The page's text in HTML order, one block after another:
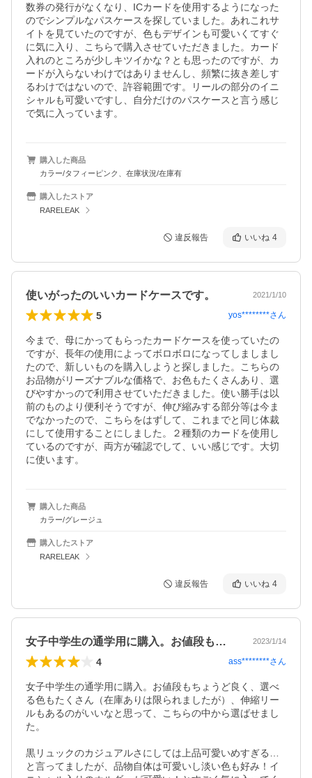
数券の発行がなくなり、ICカードを使用するようになった
のでシンプルなパスケースを探していました。あれこれサ
イトを見ていたのですが、色もデザインも可愛いくてすぐ
に気に入り、こちらで購入させていただきました。カード
入れのところが少しキツイかな？とも思ったのですが、カ
ードが入らないわけではありませんし、頻繁に抜き差しす
るわけではないので、許容範囲です。リールの部分のイニ
シャルも可愛いですし、自分だけのパスケースと言う感じ
で気に入っています。
購入した商品
カラー/タフィーピンク、在庫状況/在庫有
購入したストア
RARELEAK
違反報告 いいね 4
使いがったのいいカードケースです。 2021/1/10
5 yos********さん
今まで、母にかってもらったカードケースを使っていたの
ですが、長年の使用によってボロボロになってしましまし
たので、新しいものを購入しようと探しました。こちらの
お品物がリーズナブルな価格で、お色もたくさんあり、選
びやすかっので利用させていただきました。使い勝手は以
前のものより便利そうですが、伸び縮みする部分等は今ま
でなかったので、こちらをはずして、これまでと同じ体裁
にして使用することにしました。２種類のカードを使用し
ているのですが、両方が確認でして、いい感じです。大切
に使います。
購入した商品
カラー/グレージュ
購入したストア
RARELEAK
違反報告 いいね 4
女子中学生の通学用に購入。お値段もちょ… 2023/1/14
4 ass********さん
女子中学生の通学用に購入。お値段もちょうど良く、選べ
る色もたくさん（在庫ありは限られましたが）、伸縮リー
ルもあるのがいいなと思って、こちらの中から選ばせまし
た。
黒リュックのカジュアルさにしては上品可愛いめすぎる…
と言ってましたが、品物自体は可愛いし淡い色も好み！イ